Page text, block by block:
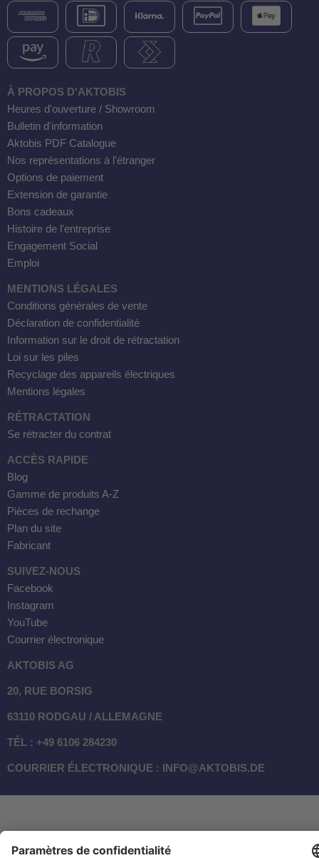
À PROPOS D'AKTOBIS
Heures d'ouverture / Showroom
Bulletin d'information
Aktobis PDF Catalogue
Nos représentations à l'étranger
Options de paiement
Extension de garantie
Bons cadeaux
Histoire de l'entreprise
Engagement Social
Emploi
MENTIONS LÉGALES
Conditions générales de vente
Déclaration de confidentialité
Information sur le droit de rétractation
Loi sur les piles
Recyclage des appareils électriques
Mentions légales
RÉTRACTATION
Se rétracter du contrat
ACCÈS RAPIDE
Blog
Gamme de produits A-Z
Pièces de rechange
Plan du site
Fabricant
SUIVEZ-NOUS
Facebook
Instagram
YouTube
Courrier électronique
AKTOBIS AG
20, RUE BORSIG
63110 RODGAU / ALLEMAGNE
TÉL : +49 6106 284230
COURRIER ÉLECTRONIQUE : INFO@AKTOBIS.DE